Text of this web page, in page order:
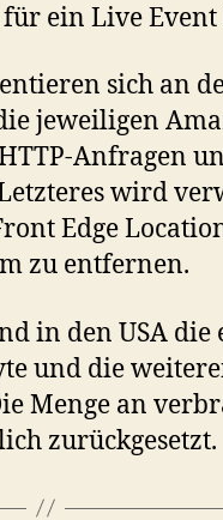
ein Live
sich an
jeweiligen
Anfragen
wird
Edge
zu entfernen.
in den USA die
und die
Menge an
zurückgesetzt.